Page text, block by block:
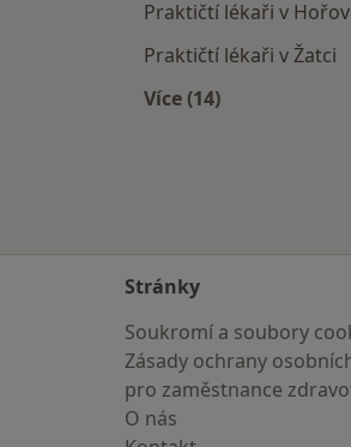
Praktičtí lékaři v
Praktičtí lékaři v Žatci
Více (14)
Stránky
Soukromí a soubory
Zásady ochrany
pro zaměstnance
O nás